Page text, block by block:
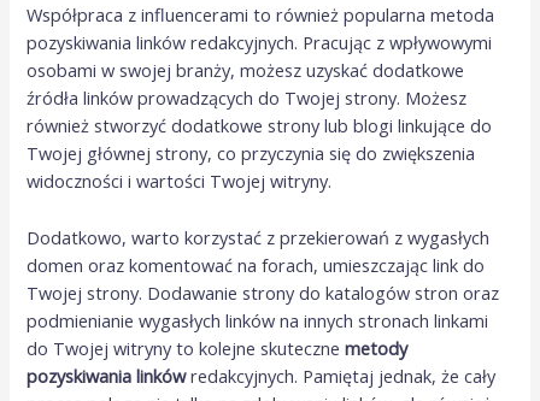
Współpraca z influencerami to również popularna metoda
pozyskiwania linków redakcyjnych. Pracując z wpływowymi
osobami w swojej branży, możesz uzyskać dodatkowe
źródła linków prowadzących do Twojej strony. Możesz
również stworzyć dodatkowe strony lub blogi linkujące do
Twojej głównej strony, co przyczynia się do zwiększenia
widoczności i wartości Twojej witryny.
Dodatkowo, warto korzystać z przekierowań z wygasłych
domen oraz komentować na forach, umieszczając link do
Twojej strony. Dodawanie strony do katalogów stron oraz
podmienianie wygasłych linków na innych stronach linkami
do Twojej witryny to kolejne skutecznemetody
pozyskiwania linkówredakcyjnych. Pamiętaj jednak, że cały